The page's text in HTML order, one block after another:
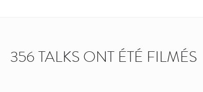
356 TALKS ONT ÉTÉ FILMÉS